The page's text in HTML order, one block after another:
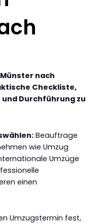
nach
Checkliste,
Durchführung zu
Beauftrage
wie Umzug
Umzüge
einen
Umzugstermin fest,